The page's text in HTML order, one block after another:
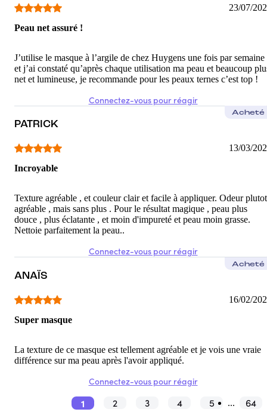
23/07/
Peau net assuré !
J’utilise le masque à l’argile de chez Huygens une fois par semaine
et j’ai constaté qu’après chaque utilisation ma peau et beaucoup
net et lumineuse, je recommande pour les peaux ternes c’est top !
Connectez-vous pour réagir
PATRICK
Acheté
13/03/
Incroyable
Texture agréable , et couleur clair et facile à appliquer. Odeur plutot
agréable , mais sans plus . Pour le résultat magique , peau plus
douce , plus éclatante , et moin d'impureté et peau moin grasse.
Nettoie parfaitement la peau..
Connectez-vous pour réagir
ANAÏS
Acheté
16/02/
Super masque
La texture de ce masque est tellement agréable et je vois une vraie
différence sur ma peau après l'avoir appliqué.
Connectez-vous pour réagir
1 2 3 4 5 ... 64